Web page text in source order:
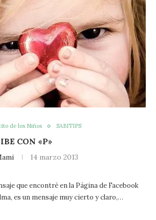
de los Niños SABITIPS
CON «P»
14 marzo 2013
que encontré en la Página de Facebook
es un mensaje muy cierto y claro,…